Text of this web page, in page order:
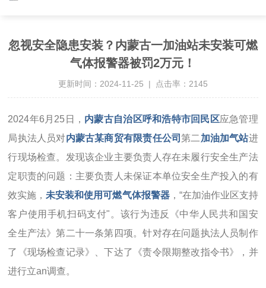
忽视安全隐患安装？内蒙古一加油站未安装可燃
气体报警器被罚2万元！
更新时间：2024-11-25 | 点击率：2145
2024年6月25日， 内蒙古自治区呼和浩特市回民区应急管理
局执法人员对内蒙古某商贸有限责任公司第二 加油加气站进
行现场检查。发现该企业主要负责人存在未履行安全生产法
定职责的问题：主要负责人未保证本单位安全生产投入的有
效实施，未安装和使用可燃气体报警器，“在加油作业区支持
客户使用手机扫码支付"。该行为违反《中华人民共和国安
全生产法》第二十一条第四项。针对存在问题执法人员制作
了《现场检查记录》、下达了《责令限期整改指令书》，并
进行立an调查。